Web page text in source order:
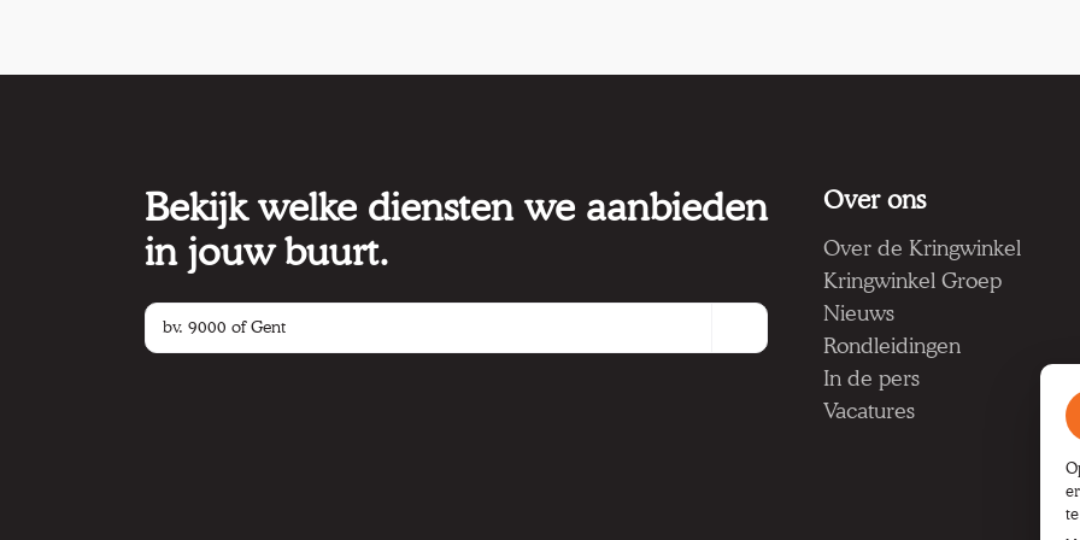
Bekijk welke diensten we aanbieden
in jouw buurt.
Over ons
Over de Kringwinkel
Kringwinkel Groep
Nieuws
Rondleidingen
In de pers
Vacatures